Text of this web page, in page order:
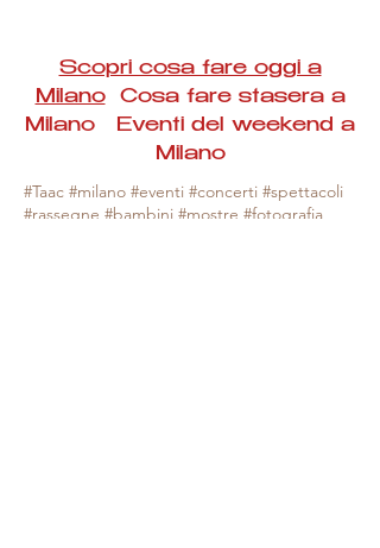
Scopri cosa fare oggi a
MilanoCosa fare stasera a
Milano Eventi del weekend a
Milano
#Taac #milano #eventi #concerti #spettacoli
#rassegne #bambini #mostre #fotografia